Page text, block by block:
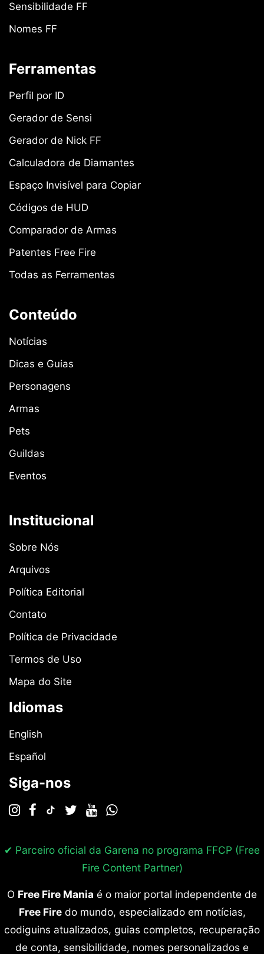
Sensibilidade FF
Nomes FF
Ferramentas
Perfil por ID
Gerador de Sensi
Gerador de Nick FF
Calculadora de Diamantes
Espaço Invisível para Copiar
Códigos de HUD
Comparador de Armas
Patentes Free Fire
Todas as Ferramentas
Conteúdo
Notícias
Dicas e Guias
Personagens
Armas
Pets
Guildas
Eventos
Institucional
Sobre Nós
Arquivos
Política Editorial
Contato
Política de Privacidade
Termos de Uso
Mapa do Site
Idiomas
English
Español
Siga-nos
✔ Parceiro oficial da Garena no programa FFCP (Free
Fire Content Partner)
O Free Fire Mania é o maior portal independente de
Free Firedo mundo, especializado em notícias,
codiguins atualizados, guias completos, recuperação
de conta, sensibilidade, nomes personalizados e